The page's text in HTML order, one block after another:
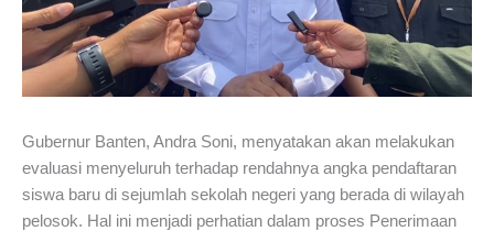
Gubernur Banten, Andra Soni, menyatakan akan melakukan
evaluasi menyeluruh terhadap rendahnya angka pendaftaran
siswa baru di sejumlah sekolah negeri yang berada di wilayah
pelosok. Hal ini menjadi perhatian dalam proses Penerimaan